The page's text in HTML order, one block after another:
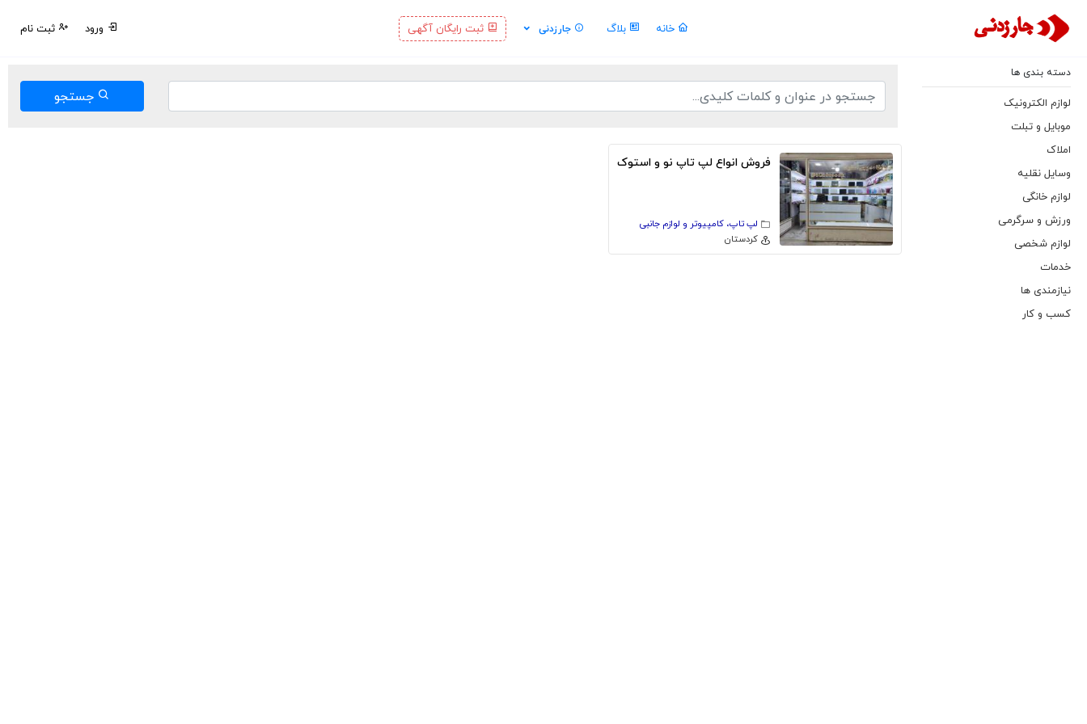
خانه بلاگ جارزدنی ثبت رایگان آگهی ورود ثبت نام
دسته بندی ها
لوازم الکترونیک
موبایل و تبلت
املاک
وسایل نقلیه
لوازم خانگی
ورزش و سرگرمی
لوازم شخصی
خدمات
نیازمندی ها
کسب و کار
جستجو
فروش انواع لپ تاپ نو و استوک
لپ تاپ، کامپیوتر و لوازم جانبی
كردستان